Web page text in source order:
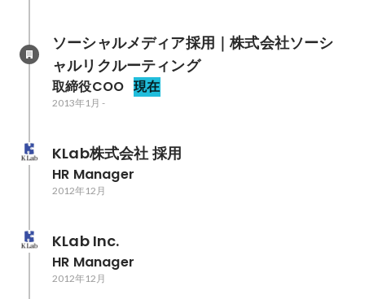
ソーシャルメディア採用｜株式会社ソーシ
ャルリクルーティング
取締役COO 現在
2013年1月 -
KLab株式会社 採用
HR Manager
2012年12月
KLab Inc.
HR Manager
2012年12月